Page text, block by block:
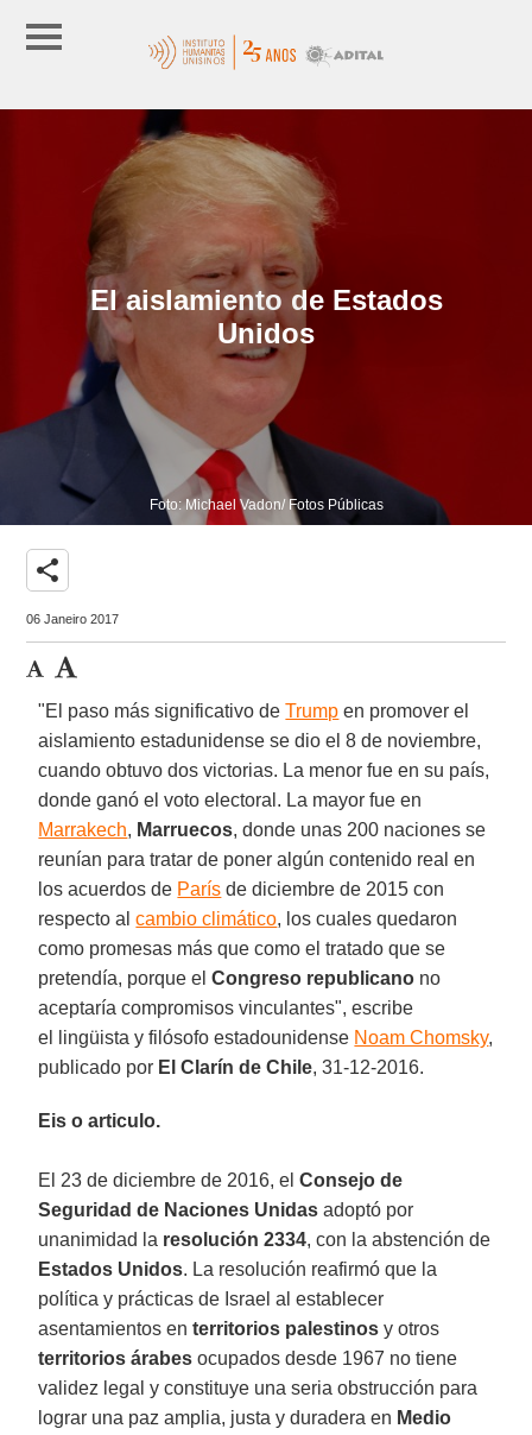
El aislamiento de Estados
Unidos
Foto: Michael Vadon/ Fotos Públicas
share
06 Janeiro 2017
"El paso más significativo deTrump en promover el
aislamiento estadunidense se dio el 8 de noviembre,
cuando obtuvo dos victorias. La menor fue en su país,
donde ganó el voto electoral. La mayor fue en
Marrakech, Marruecos, donde unas 200 naciones se
reunían para tratar de poner algún contenido real en
los acuerdos de París de diciembre de 2015 con
respecto alcambio climático, los cuales quedaron
como promesas más que como el tratado que se
pretendía, porque elCongreso republicano no
aceptaría compromisos vinculantes", escribe
el lingüista y filósofo estadounidense Noam Chomsky,
publicado por El Clarín de Chile, 31-12-2016.
Eis o articulo.
El 23 de diciembre de 2016, elConsejo de
Seguridad de Naciones Unidas adoptó por
unanimidad la resolución 2334, con la abstención de
Estados Unidos. La resolución reafirmó que la
política y prácticas de Israel al establecer
asentamientos enterritorios palestinos y otros
territorios árabes ocupados desde 1967 no tiene
validez legal y constituye una seria obstrucción para
lograr una paz amplia, justa y duradera en Medio